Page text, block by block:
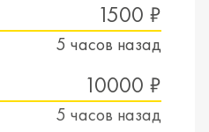
1500 ₽
5 часов назад
10000 ₽
5 часов назад